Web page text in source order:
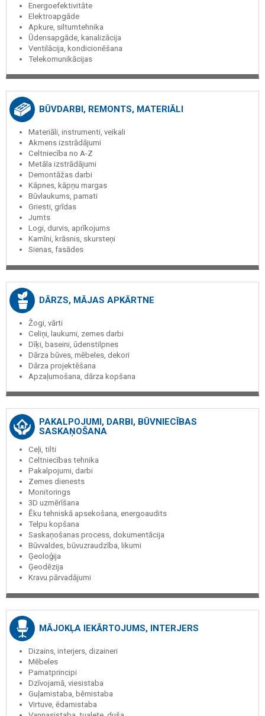
Energoefektivitāte
Elektroapgāde
Apkure, siltumtehnika
Ūdensapgāde, kanalizācija
Ventilācija, kondicionēšana
Telekomunikācijas
BŪVDARBI, REMONTS, MATERIĀLI
Materiāli, instrumenti, veikali
Akmens izstrādājumi
Celtniecība no A-Z
Metāla izstrādājumi
Demontāžas darbi
Kāpnes, kāpņu margas
Būvlaukums, pamati
Griesti, grīdas
Jumts
Logi, durvis, aprīkojums
Kamīni, krāsnis, skursteņi
Sienas, fasādes
DĀRZS, MĀJAS APKĀRTNE
Žogi, vārti
Celiņi, laukumi, zemes darbi
Dīķi, baseini, ūdenstilpnes
Dārza būves, mēbeles, dekori
Dārza projektēšana
Apzaļumošana, dārza kopšana
PAKALPOJUMI, DARBI, BŪVNIECĪBAS
SASKAŅOŠANA
Ceļi, tilti
Celtniecības tehnika
Pakalpojumi, darbi
Zemes dienests
Monitorings
3D uzmērīšana
Ēku tehniskā apsekošana, energoaudits
Telpu kopšana
Saskaņošanas process, dokumentācija
Būvvaldes, būvuzraudzība, likumi
Ģeoloģija
Ģeodēzija
Kravu pārvadājumi
MĀJOKĻA IEKĀRTOJUMS, INTERJERS
Dizains, interjers, dizaineri
Mēbeles
Pamatprincipi
Dzīvojamā, viesistaba
Guļamistaba, bērnistaba
Virtuve, ēdamistaba